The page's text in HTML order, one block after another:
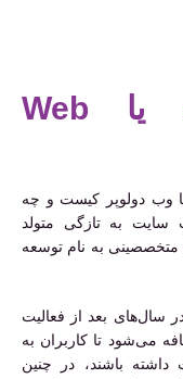
توسعه دهنده وب یا Web
یا وب دولوپر کیست و چه
به تازگی متولد
به نام توسعه
سال‌های بعد از فعالیت
می‌شود تا کاربران به
باشند، در چنین